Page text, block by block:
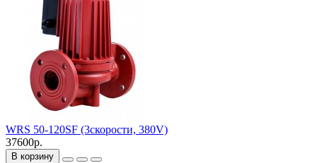
WRS 50-120SF (3скорости, 380V)
37600р.
В корзину